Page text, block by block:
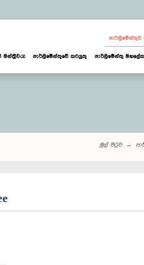
පාර්ලි‌මේන්තුව
මන්ත්‍රීවරු පාර්ලිමේන්තුවේ කටයුතු පාර්ලිමේන්තු
මුල් පිටුව